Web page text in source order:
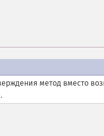
метод вместо